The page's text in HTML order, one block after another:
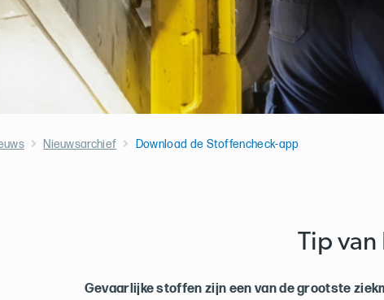
Nieuwsarchief Download de Stoffencheck-app
Tip van
Gevaarlijke stoffen zijn een van de grootste